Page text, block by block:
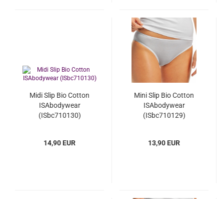
Midi Slip Bio Cotton
ISAbodywear
(ISbc710130)
14,90 EUR
Mini Slip Bio Cotton
ISAbodywear
(ISbc710129)
13,90 EUR